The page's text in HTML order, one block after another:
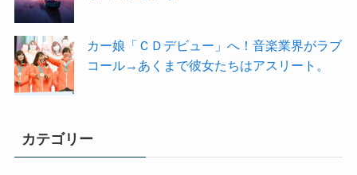
カー娘「ＣＤデビュー」へ！音楽業界がラブ
コール→あくまで彼女たちはアスリート。
カテゴリー